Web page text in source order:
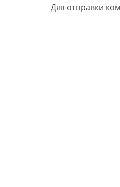
Для отправки